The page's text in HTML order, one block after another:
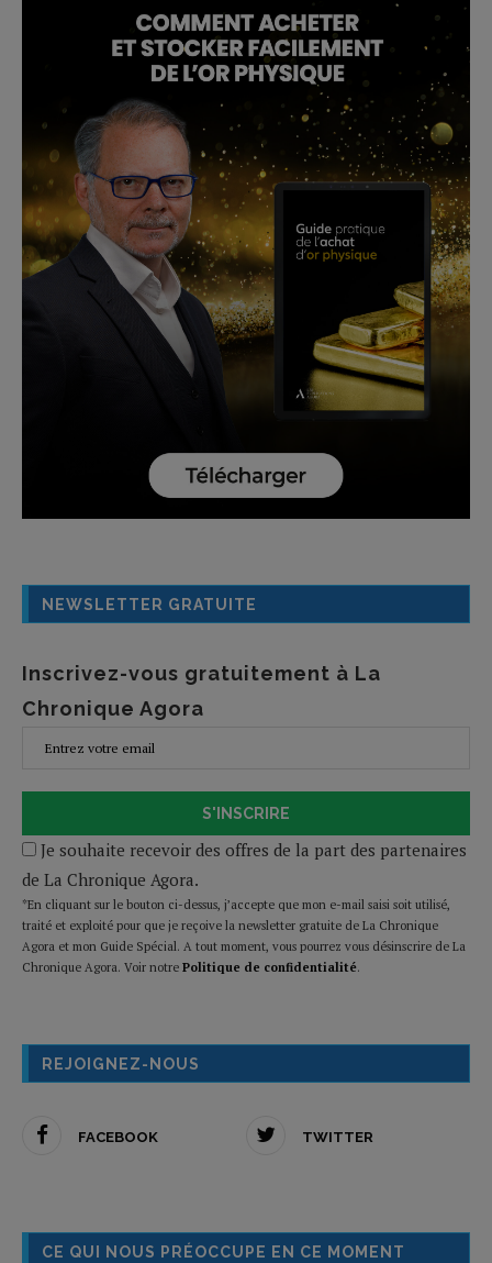
NEWSLETTER GRATUITE
Inscrivez-vous gratuitement à La
Chronique Agora
S'INSCRIRE
Je souhaite recevoir des offres de la part des partenaires
de La Chronique Agora.
*En cliquant sur le bouton ci-dessus, j’accepte que mon e-mail saisi soit utilisé,
traité et exploité pour que je reçoive la newsletter gratuite de La Chronique
Agora et mon Guide Spécial. A tout moment, vous pourrez vous désinscrire de La
Chronique Agora. Voir notre Politique de confidentialité.
REJOIGNEZ-NOUS
FACEBOOK TWITTER
CE QUI NOUS PRÉOCCUPE EN CE MOMENT